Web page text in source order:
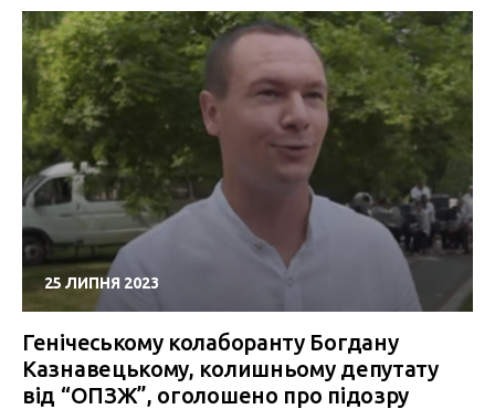
25 ЛИПНЯ 2023
Генічеському колаборанту Богдану
Казнавецькому, колишньому депутату
від “ОПЗЖ”, оголошено про підозру